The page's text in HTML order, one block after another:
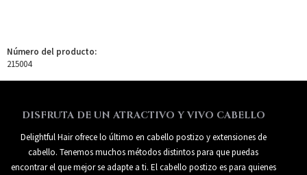
Número del producto:
215004
DISFRUTA DE UN ATRACTIVO Y VIVO CABELLO
Delightful Hair ofrece lo último en cabello postizo y extensiones de
cabello. Tenemos muchos métodos distintos para que puedas
encontrar el que mejor se adapte a ti. El cabello postizo es para quienes